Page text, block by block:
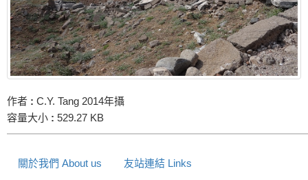
作者 : C.Y. Tang 2014年攝
容量大小 : 529.27 KB
關於我們 About us 友站連結 Links